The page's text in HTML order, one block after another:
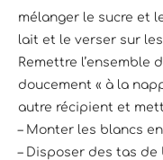
mélanger le sucre et
lait et le verser sur
Remettre l’ensemble
doucement « à la
autre récipient et
– Monter les blancs
– Disposer des tas